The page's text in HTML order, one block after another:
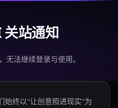
关站通知
无法继续登录与使用。
始终以"让创意照进现实"为